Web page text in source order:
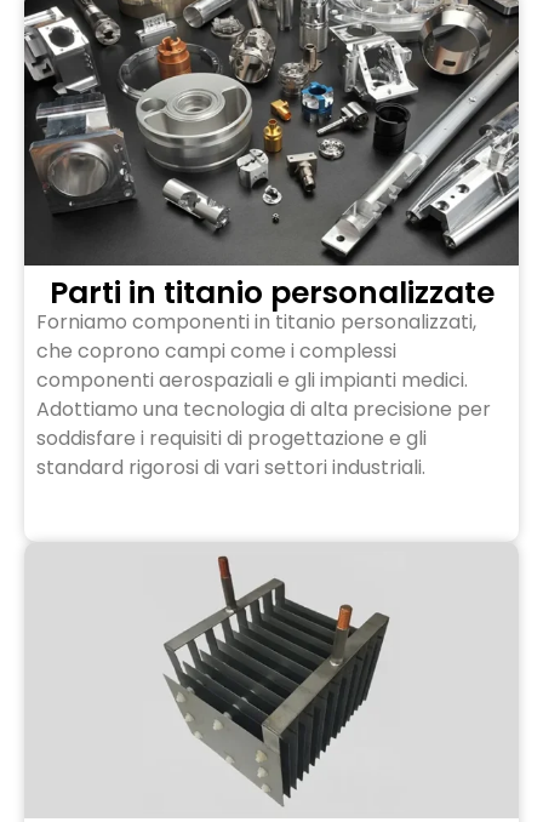
Parti in titanio personalizzate
Forniamo componenti in titanio personalizzati,
che coprono campi come i complessi
componenti aerospaziali e gli impianti medici.
Adottiamo una tecnologia di alta precisione per
soddisfare i requisiti di progettazione e gli
standard rigorosi di vari settori industriali.